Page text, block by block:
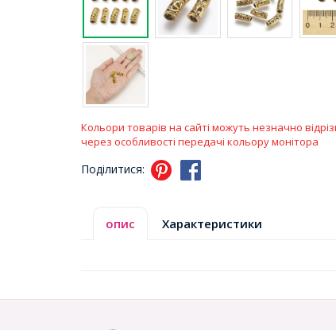
Кольори товарів на сайті можуть незначно
через особливості передачі кольору монітора
Поділитися:
опис Характеристики